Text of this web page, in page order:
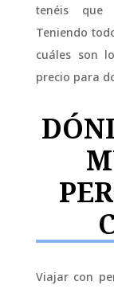
tenéis que
Teniendo
cuáles son
precio para
Viajar con